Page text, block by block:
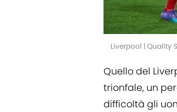
Liverpool | Quality
Quello del
trionfale, un
difficoltà gli